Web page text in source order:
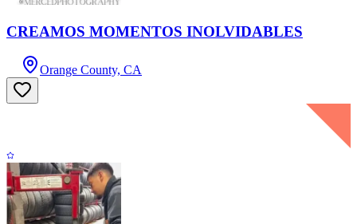
CREAMOS MOMENTOS INOLVIDABLES
Orange County, CA